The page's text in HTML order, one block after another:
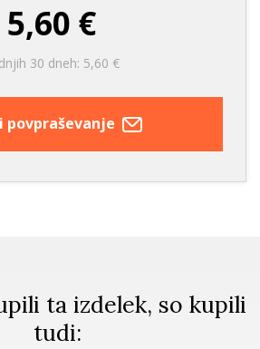
5,60 €
30 dneh: 5,60 €
povpraševanje
ta izdelek, so kupili
tudi: